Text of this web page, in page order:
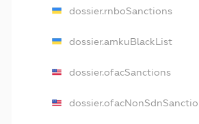
dossier.rnboSanctions
dossier.amkuBlackList
dossier.ofacSanctions